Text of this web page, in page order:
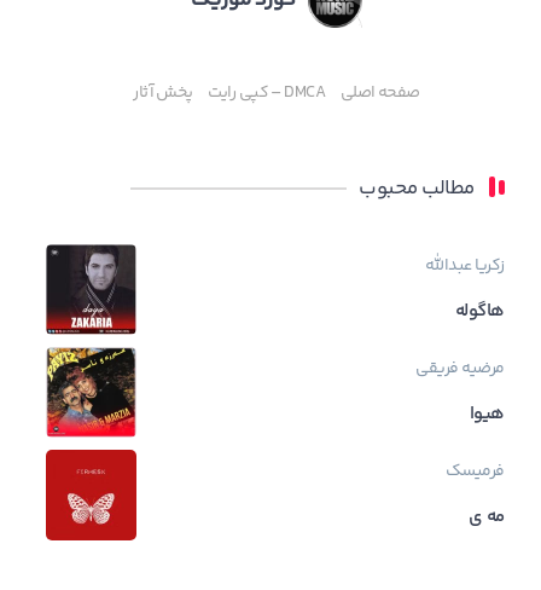
صفحه اصلی DMCA – کپی رایت پخش آثار
مطالب محبوب
زکریا عبدالله
هاگوله
مرضیه فریقی
هیوا
فرمیسک
مه ی